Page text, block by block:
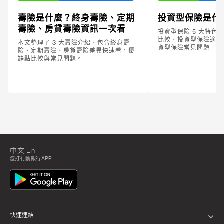
壽險是什麼？終身壽險、定期
壽險、房貸壽險資訊一次看
本文整理了 3 大壽險介紹、包含終身壽
險、定期壽險、房貸壽險差異快速看，優
缺點比較與常見問題。
投資型保險是什
投資型保險 5 大特色
比較、投資型保險適
資型保險常見問題一
中文 En
渣打行動銀行APP
快速連結